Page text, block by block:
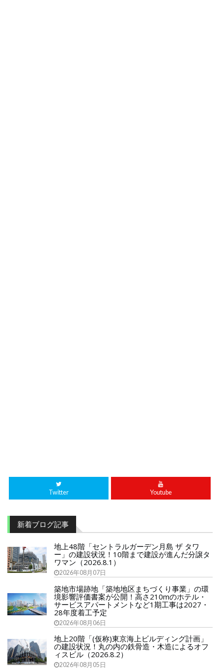
Twitter Youtube
新着ブログ記事
地上48階「セントラルガーデン月島 ザ タワ
ー」の建設状況！10階まで建設が進んだ分譲タ
ワマン（2026.8.1）
2026年08月07日
築地市場跡地「築地地区まちづくり事業」の環
境影響評価書案が公開！高さ210mのホテル・
サービスアパートメントなど1期工事は2027・
28年度着工予定
2026年08月06日
地上20階「(仮称)東京海上ビルディング計画」
の建設状況！丸の内の鉄骨造・木造によるオフ
ィスビル（2026.8.2）
2026年08月05日